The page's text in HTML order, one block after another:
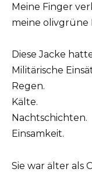
Meine Finger
meine olivgrüne
Diese Jacke
Militärische
Regen.
Kälte.
Nachtschichten.
Einsamkeit.
Sie war älter als